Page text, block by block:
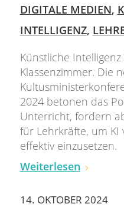
DIGITALE MEDIEN,
INTELLIGENZ,
Künstliche
Klassenzimmer. Die
2024 betonen das
Unterricht, fordern
für Lehrkräfte, um
effektiv einzusetzen.
Weiterlesen
14. OKTOBER 2024